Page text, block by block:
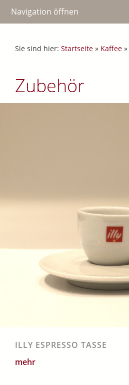
Navigation öffnen
Sie sind hier: Startseite » Kaffee »
Zubehör
ILLY ESPRESSO TASSE
mehr